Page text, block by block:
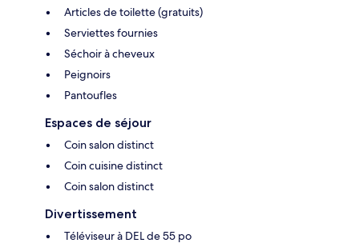
Articles de toilette (gratuits)
Serviettes fournies
Séchoir à cheveux
Peignoirs
Pantoufles
Espaces de séjour
Coin salon distinct
Coin cuisine distinct
Coin salon distinct
Divertissement
Téléviseur à DEL de 55 po